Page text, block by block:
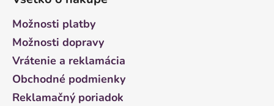
Možnosti platby
Možnosti dopravy
Vrátenie a reklamácia
Obchodné podmienky
Reklamačný poriadok